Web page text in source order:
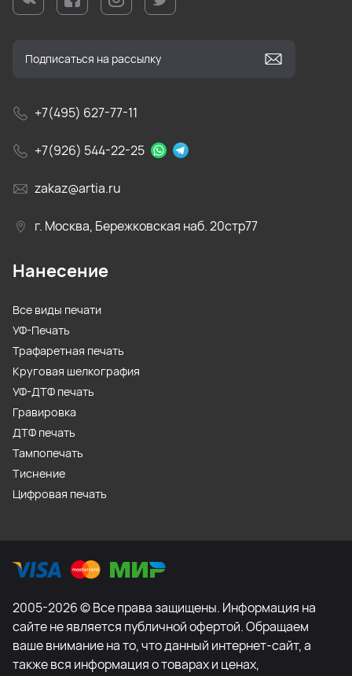
+7(495) 627-77-11
+7(926) 544-22-25
zakaz@artia.ru
г. Москва, Бережковская наб. 20стр77
Нанесение
Все виды печати
УФ-Печать
Трафаретная печать
Круговая шелкография
УФ-ДТФ печать
Гравировка
ДТФ печать
Тампопечать
Тиснение
Цифровая печать
2005-2026 © Все права защищены. Информация на
сайте не является публичной офертой. Обращаем
ваше внимание на то, что данный интернет-сайт, а
также вся информация о товарах и ценах,